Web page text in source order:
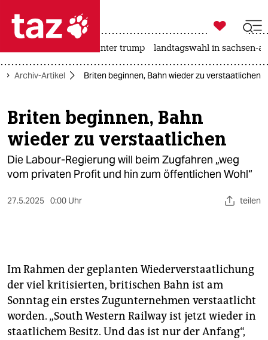
 taz zahl ich
taz zahl ich
themen
politik
öko
berlin
nord
wahrheit

taz zahl ich
usa unter trump landtagswahl in sachsen-
Archiv-Artikel Briten beginnen, Bahn wieder zu verstaatlichen
Briten beginnen, Bahn
wieder zu verstaatlichen
Die Labour-Regierung will beim Zugfahren „weg
vom privaten Profit und hin zum öffentlichen Wohl“
27.5.2025 0:00 Uhr teilen
Im Rahmen der geplanten Wiederverstaatlichung
der viel kritisierten, britischen Bahn ist am
Sonntag ein erstes Zugunternehmen verstaatlicht
worden. „South Western Railway ist jetzt wieder in
staatlichem Besitz. Und das ist nur der Anfang“,